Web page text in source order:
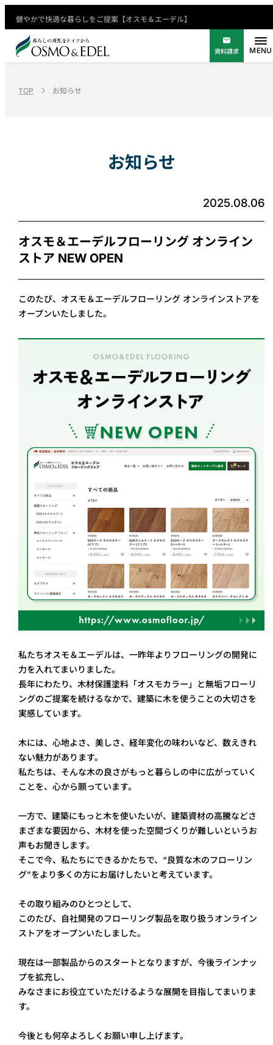
健やかで快適な暮らしをご提案【オスモ＆エーデル】
資料請求
TOP お知らせ
お知らせ
2025.08.06
オスモ＆エーデルフローリング オンライン
ストア NEW OPEN
このたび、オスモ＆エーデルフローリング オンラインストアを
オープンいたしました。
私たちオスモ＆エーデルは、一昨年よりフローリングの開発に
力を入れてまいりました。
長年にわたり、木材保護塗料「オスモカラー」と無垢フローリ
ングのご提案を続けるなかで、建築に木を使うことの大切さを
実感しています。
木には、心地よさ、美しさ、経年変化の味わいなど、数えきれ
ない魅力があります。
私たちは、そんな木の良さがもっと暮らしの中に広がっていく
ことを、心から願っています。
一方で、建築にもっと木を使いたいが、建築資材の高騰などさ
まざまな要因から、木材を使った空間づくりが難しいというお
声もお聞きします。
そこで今、私たちにできるかたちで、“良質な木のフローリン
グ”をより多くの方にお届けしたいと考えています。
その取り組みのひとつとして、
このたび、自社開発のフローリング製品を取り扱うオンライン
ストアをオープンいたしました。
現在は一部製品からのスタートとなりますが、今後ラインナッ
プを拡充し、
みなさまにお役立ていただけるような展開を目指してまいりま
す。
今後とも何卒よろしくお願い申し上げます。